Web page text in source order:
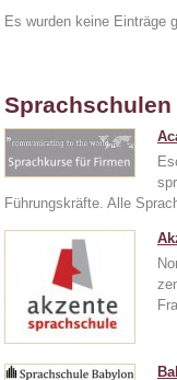
Es wurden keine Einträge
Führungskräfte. Alle